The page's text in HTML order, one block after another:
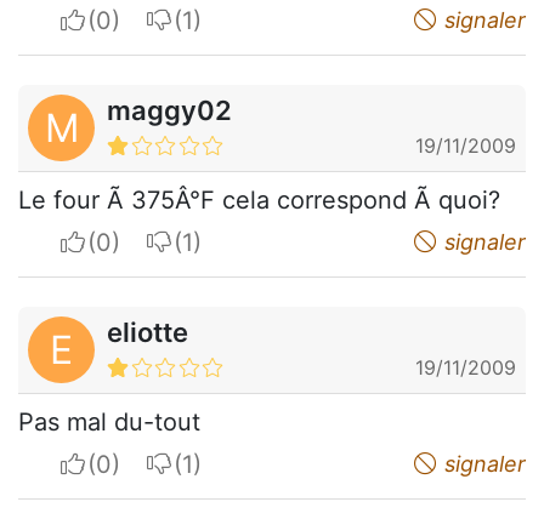
I apreciateI do not appreciate signaler
M maggy02
19/11/2009
Le four Ã 375Â°F cela correspond Ã quoi?
I apreciateI do not appreciate signaler
E eliotte
19/11/2009
Pas mal du-tout
I apreciateI do not appreciate signaler